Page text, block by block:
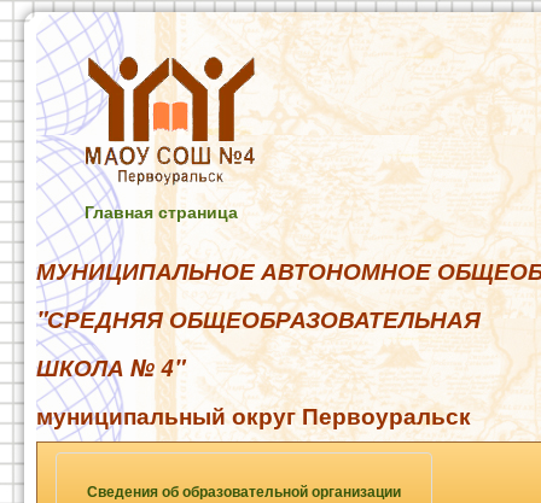
Главная страница
МУНИЦИПАЛЬНОЕ АВТОНОМНОЕ
"СРЕДНЯЯ ОБЩЕОБРАЗОВАТЕЛЬНАЯ
ШКОЛА № 4"
муниципальный округ Первоуральск
Сведения об образовательной организации